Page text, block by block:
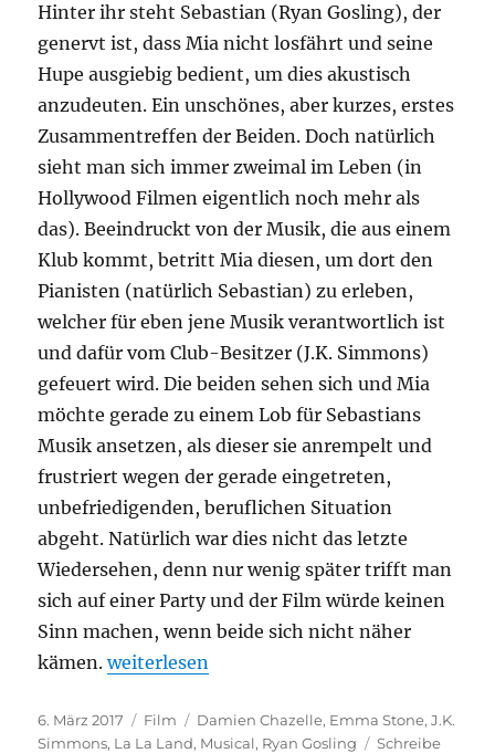
Hinter ihr steht Sebastian (Ryan Gosling), der
genervt ist, dass Mia nicht losfährt und seine
Hupe ausgiebig bedient, um dies akustisch
anzudeuten. Ein unschönes, aber kurzes, erstes
Zusammentreffen der Beiden. Doch natürlich
sieht man sich immer zweimal im Leben (in
Hollywood Filmen eigentlich noch mehr als
das). Beeindruckt von der Musik, die aus einem
Klub kommt, betritt Mia diesen, um dort den
Pianisten (natürlich Sebastian) zu erleben,
welcher für eben jene Musik verantwortlich ist
und dafür vom Club-Besitzer (J.K. Simmons)
gefeuert wird. Die beiden sehen sich und Mia
möchte gerade zu einem Lob für Sebastians
Musik ansetzen, als dieser sie anrempelt und
frustriert wegen der gerade eingetreten,
unbefriedigenden, beruflichen Situation
abgeht. Natürlich war dies nicht das letzte
Wiedersehen, denn nur wenig später trifft man
sich auf einer Party und der Film würde keinen
Sinn machen, wenn beide sich nicht näher
kämen.„La La Land“
weiterlesen
Veröffentlicht
am
6. März 2017 Kategorien
Film Schlagwörter
Damien Chazelle, Emma Stone,J.K.
Simmons, La La Land, Musical, Ryan Gosling
Schreibe